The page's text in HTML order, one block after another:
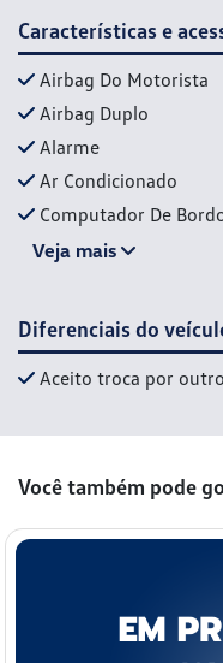
Características e
Airbag Do Motorista
Airbag Duplo
Alarme
Ar Condicionado
Computador De
Veja mais
Diferenciais do
Aceito troca por
Você também pode